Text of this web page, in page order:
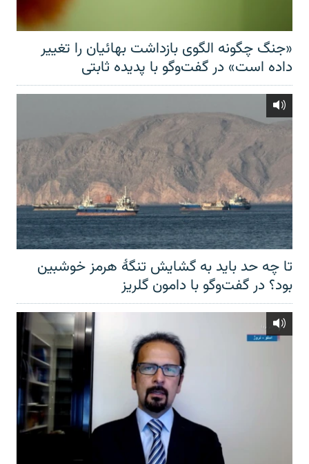
«جنگ چگونه الگوی بازداشت بهائیان را تغییر
داده است» در گفت‌وگو با پدیده ثابتی
تا چه حد باید به گشایش تنگهٔ هرمز خوشبین
بود؟ در گفت‌وگو با دامون گلریز